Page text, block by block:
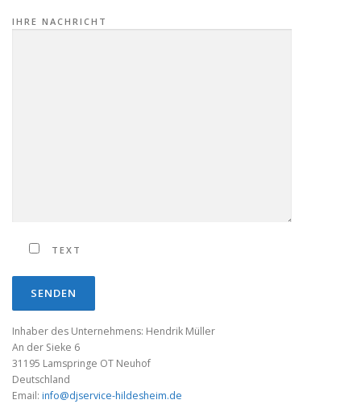
IHRE NACHRICHT
TEXT
Inhaber des Unternehmens: Hendrik Müller
An der Sieke 6
31195 Lamspringe OT Neuhof
Deutschland
Email: info@djservice-hildesheim.de